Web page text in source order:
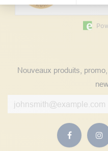
Nouveaux produits,